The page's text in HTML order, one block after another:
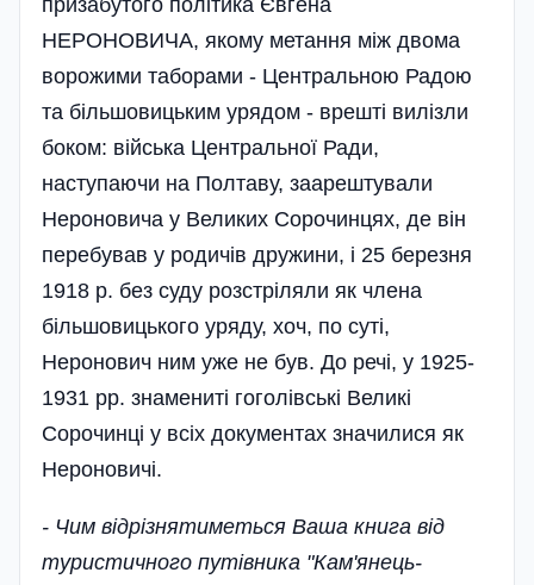
призабутого політика Євгена
НЕРОНОВИЧА, якому метання між двома
ворожими таборами - Центральною Радою
та більшовицьким урядом - врешті вилізли
боком: війська Центральної Ради,
наступаючи на Полтаву, заарештували
Нероновича у Великих Сорочинцях, де він
перебував у родичів дружини, і 25 березня
1918 р. без суду розстріляли як члена
більшовицького уряду, хоч, по суті,
Неронович ним уже не був. До речі, у 1925-
1931 pp. знамениті гоголівські Великі
Сорочинці у всіх документах значилися як
Нероновичі.
- Чим відрізнятиметься Ваша книга від
туристичного путівника "Кам'янець-